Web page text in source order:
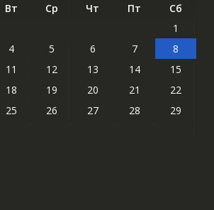
Вт Ср Чт Пт
Сб
1
4 5 6 7
8
11 12 13 14
15
18 19 20 21
22
25 26 27 28
29